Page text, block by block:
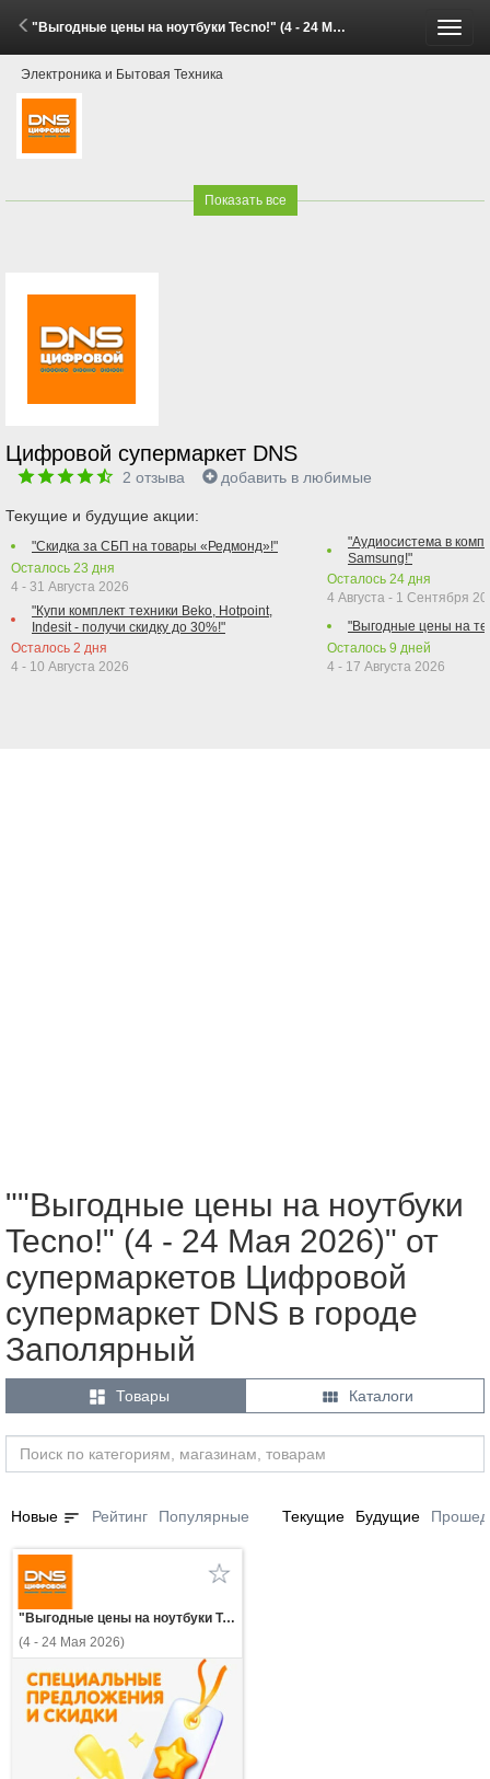
"Выгодные цены на ноутбуки Tecno!" (4 - 24 Мая 2026)
Электроника и Бытовая Техника
Показать все
Цифровой супермаркет DNS
2 отзыва добавить в любимые
Текущие и будущие акции:
"Скидка за СБП на товары «Редмонд»!"
Осталось 23 дня
4 - 31 Августа 2026
"Купи комплект техники Beko, Hotpoint,
Indesit - получи скидку до 30%!"
Осталось 2 дня
4 - 10 Августа 2026
"Аудиосистема в
Samsung!"
Осталось 24 дня
4 Августа - 1 Сентября
"Выгодные цены на
Осталось 9 дней
4 - 17 Августа 2026
""Выгодные цены на ноутбуки
Tecno!" (4 - 24 Мая 2026)" от
супермаркетов Цифровой
супермаркет DNS в городе
Заполярный
 Товары  Каталоги
Новые sort Рейтинг Популярные Текущие Будущие
"Выгодные цены на ноутбуки Tecno!"
(4 - 24 Мая 2026)